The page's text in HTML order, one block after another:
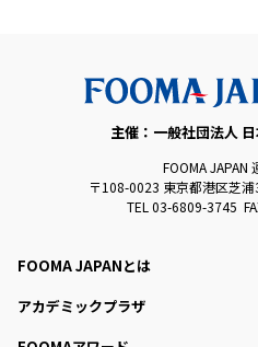
主催：一般社団法人
FOOMA JAPAN
〒108-0023 東京都港区芝
TEL 03-6809-3745
FOOMA JAPANとは
アカデミックプラザ